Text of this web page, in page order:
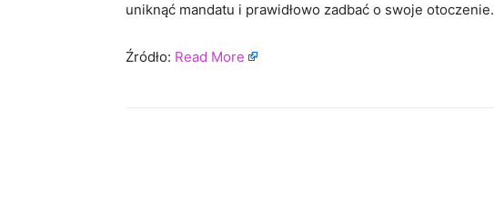
uniknąć mandatu i prawidłowo zadbać o swoje otoczenie.
Źródło: Read More